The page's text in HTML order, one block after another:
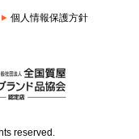
個人情報保護方針
reserved.